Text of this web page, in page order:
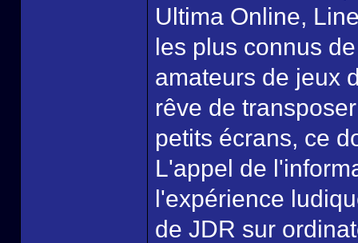
Ultima Online,
les plus connus
amateurs de jeux
rêve de
petits écrans, ce
L'appel de
l'expérience
de JDR sur